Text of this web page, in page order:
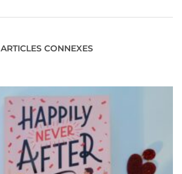
ARTICLES CONNEXES